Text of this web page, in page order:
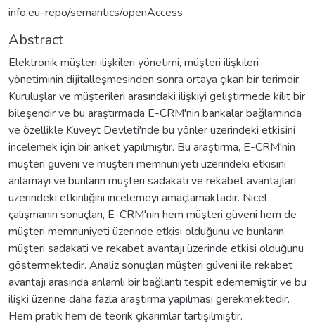
info:eu-repo/semantics/openAccess
Abstract
Elektronik müşteri ilişkileri yönetimi, müşteri ilişkileri
yönetiminin dijitalleşmesinden sonra ortaya çıkan bir terimdir.
Kuruluşlar ve müşterileri arasındaki ilişkiyi geliştirmede kilit bir
bileşendir ve bu araştırmada E-CRM'nin bankalar bağlamında
ve özellikle Kuveyt Devleti'nde bu yönler üzerindeki etkisini
incelemek için bir anket yapılmıştır. Bu araştırma, E-CRM'nin
müşteri güveni ve müşteri memnuniyeti üzerindeki etkisini
anlamayı ve bunların müşteri sadakati ve rekabet avantajları
üzerindeki etkinliğini incelemeyi amaçlamaktadır. Nicel
çalışmanın sonuçları, E-CRM'nin hem müşteri güveni hem de
müşteri memnuniyeti üzerinde etkisi olduğunu ve bunların
müşteri sadakati ve rekabet avantajı üzerinde etkisi olduğunu
göstermektedir. Analiz sonuçları müşteri güveni ile rekabet
avantajı arasında anlamlı bir bağlantı tespit edememiştir ve bu
ilişki üzerine daha fazla araştırma yapılması gerekmektedir.
Hem pratik hem de teorik çıkarımlar tartışılmıştır.